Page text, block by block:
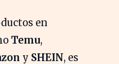
en
Temu,
y SHEIN, es